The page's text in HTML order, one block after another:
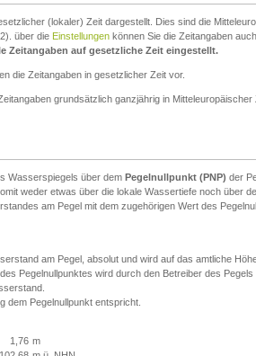
(lokaler) Zeit dargestellt. Dies sind die
über die Einstellungen können Sie die Zeitangaben
Zeitangaben auf gesetzliche Zeit eingestellt.
die Zeitangaben in gesetzlicher Zeit vor.
grundsätzlich ganzjährig in Mitteleuropäischer
Wasserspiegels über dem Pegelnullpunkt (PNP) der
weder etwas über die lokale Wassertiefe noch über
am Pegel mit dem zugehörigen Wert des
am Pegel, absolut und wird auf das amtliche
Pegelnullpunktes wird durch den Betreiber des
dem Pegelnullpunkt entspricht.
1,76 m